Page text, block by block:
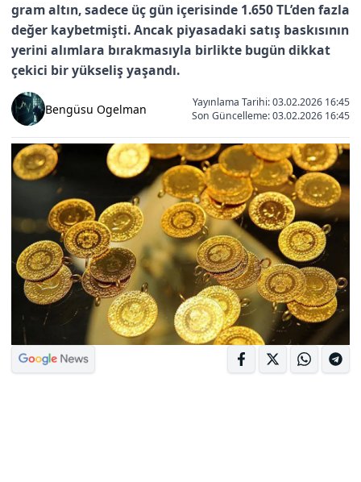
gram altın, sadece üç gün içerisinde 1.650 TL’den fazla
değer kaybetmişti. Ancak piyasadaki satış baskısının
yerini alımlara bırakmasıyla birlikte bugün dikkat
çekici bir yükseliş yaşandı.
Bengüsu Ogelman
Yayınlama Tarihi: 03.02.2026 16:45
Son Güncelleme:03.02.2026 16:45